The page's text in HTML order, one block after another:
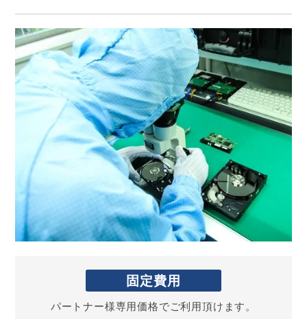
固定費用
パートナー様専用価格でご利用頂けます。